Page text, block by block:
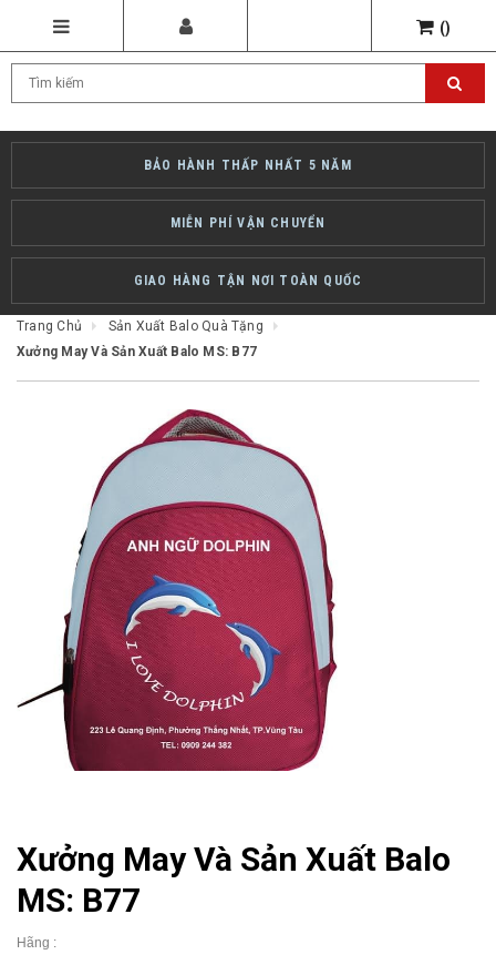
()
BẢO HÀNH THẤP NHẤT 5 NĂM
MIỄN PHÍ VẬN CHUYỂN
GIAO HÀNG TẬN NƠI TOÀN QUỐC
Trang Chủ
Sản Xuất Balo Quà Tặng
Xưởng May Và Sản Xuất Balo MS: B77
Xưởng May Và Sản Xuất Balo
MS: B77
Hãng :